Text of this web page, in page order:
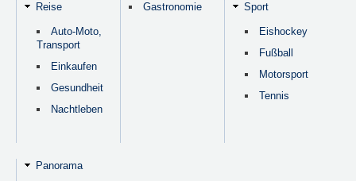
Reise
Auto-Moto,
Transport
Einkaufen
Gesundheit
Nachtleben
Gastronomie Sport
Eishockey
Fußball
Motorsport
Tennis
Panorama